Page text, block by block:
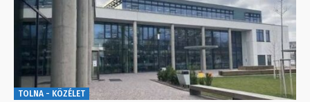
TOLNA - KÖZÉLET